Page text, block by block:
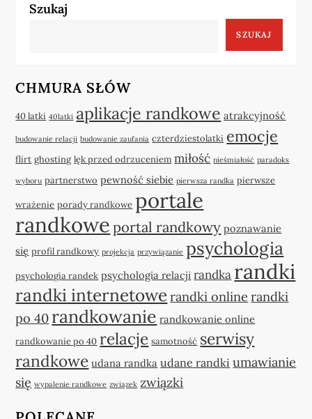
Szukaj
SZUKAJ
CHMURA SŁÓW
40 latki 40latki aplikacje randkowe atrakcyjność
budowanie relacji budowanie zaufania czterdziestolatki emocje
flirt ghosting lęk przed odrzuceniem miłość nieśmiałość paradoks
wyboru partnerstwo pewność siebie pierwsza randka pierwsze
wrażenie porady randkowe portale
randkowe portal randkowy poznawanie
się profil randkowy projekcja przywiązanie psychologia
psychologia randek psychologia relacji randka randki
randki internetowe randki online randki
po 40 randkowanie randkowanie online
randkowanie po 40 relacje samotność serwisy
randkowe udana randka udane randki umawianie
się wypalenie randkowe związek związki